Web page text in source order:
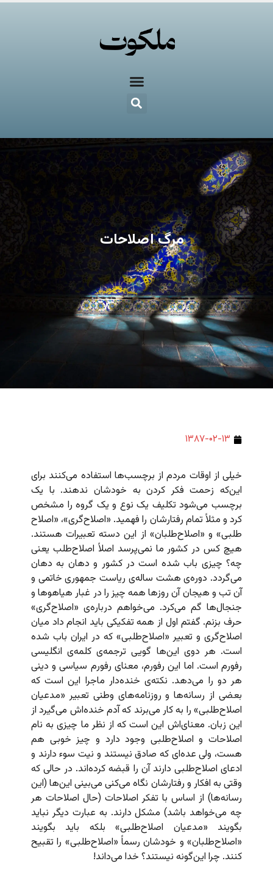
مرگِ اصلاحات
۱۳۸۷-۰۲-۱۳
خیلی از اوقات مردم از برچسب‌ها استفاده می‌کنند برای
این‌که زحمت فکر کردن به خودشان ندهند. با یک
برچسب می‌شود تکلیف یک نوع و یک گروه را مشخص
کرد و مثلاً تمام رفتارشان را فهمید. «اصلاح‌گری»، «اصلاح
طلبی» و «اصلاح‌طلبان» از این دسته تعبیرات هستند.
هیچ کس در کشور ما نمی‌پرسد اصلاً اصلاح‌طلب یعنی
چه؟ چیزی باب شده است در کشور و دهان به دهان
می‌گردد. دوره‌ی هشت ساله‌ی ریاست جمهوری خاتمی و
آن تب و هیجان آن روزها همه چیز را در غبار هیاهوها و
جنجال‌ها گم می‌کرد. می‌خواهم درباره‌ی «اصلاح‌گری»
حرف بزنم. گفتم اول از همه تفکیکی باید انجام داد میان
اصلاح‌گری و تعبیر «اصلاح‌طلبی» که در ایران باب شده
است. هر دوی این‌ها گویی ترجمه‌ی کلمه‌ی انگلیسی
رفورم است. اما این رفورم، معنای رفورم سیاسی و دینی
هر دو را می‌دهد. نکته‌ی خنده‌دار ماجرا این است که
بعضی از رسانه‌ها و روزنامه‌های وطنی تعبیر «مدعیان
اصلاح‌طلبی» را به کار می‌برند که آدم خنده‌اش می‌گیرد از
این زبان. معنای‌اش این است که از نظر ما چیزی به نام
اصلاحات و اصلاح‌طلبی وجود دارد و چیز خوبی هم
هست، ولی عده‌ای که صادق نیستند و نیت سوء دارند و
ادعای اصلاح‌طلبی دارند آن را قبضه کرده‌اند. در حالی که
وقتی به افکار و رفتارشان نگاه می‌کنی می‌بینی این‌ها (این
رسانه‌ها) از اساس با تفکر اصلاحات (حال اصلاحات هر
چه می‌خواهد باشد) مشکل دارند. به عبارت دیگر نباید
بگویند «مدعیان اصلاح‌طلبی» بلکه باید بگویند
«اصلاح‌طلبان» و خودشان رسماً «اصلاح‌طلبی» را تقبیح
کنند. چرا این‌گونه نیستند؟ خدا می‌داند!